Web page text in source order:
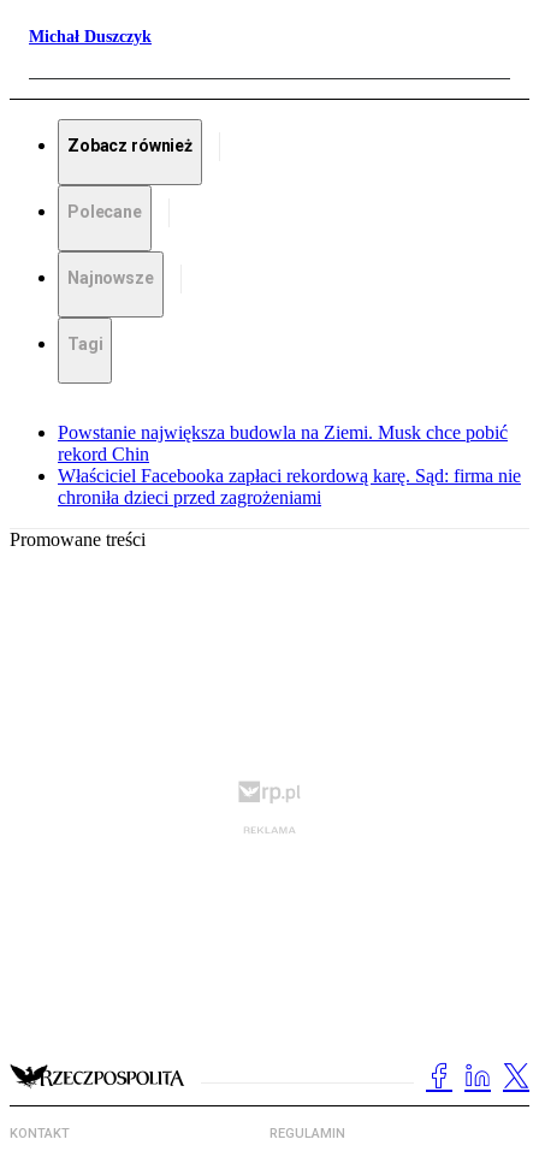
Michał Duszczyk
Zobacz również
Polecane
Najnowsze
Tagi
Powstanie największa budowla na Ziemi. Musk chce pobić
rekord Chin
Właściciel Facebooka zapłaci rekordową karę. Sąd: firma nie
chroniła dzieci przed zagrożeniami
Promowane treści
KONTAKT REGULAMIN